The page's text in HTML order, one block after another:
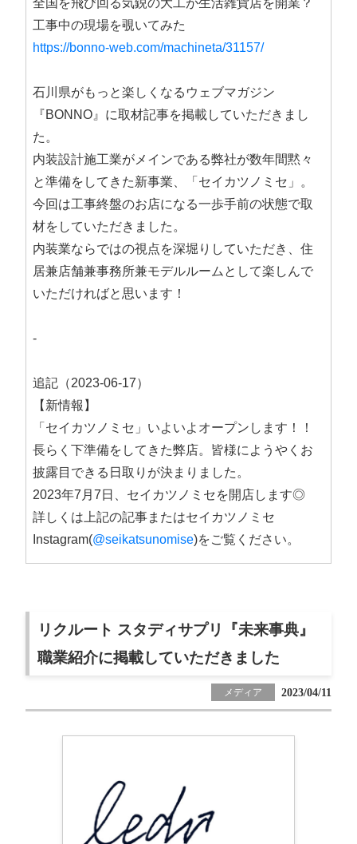
全国を飛び回る気鋭の大工が生活雑貨店を開業？
工事中の現場を覗いてみた
https://bonno-web.com/machineta/31157/
石川県がもっと楽しくなるウェブマガジン
『BONNO』に取材記事を掲載していただきまし
た。
内装設計施工業がメインである弊社が数年間黙々
と準備をしてきた新事業、「セイカツノミセ」。
今回は工事終盤のお店になる一歩手前の状態で取
材をしていただきました。
内装業ならではの視点を深堀りしていただき、住
居兼店舗兼事務所兼モデルルームとして楽しんで
いただければと思います！
-
追記（2023-06-17）
【新情報】
「セイカツノミセ」いよいよオープンします！！
長らく下準備をしてきた弊店。皆様にようやくお
披露目できる日取りが決まりました。
2023年7月7日、セイカツノミセを開店します◎
詳しくは上記の記事またはセイカツノミセ
Instagram(@seikatsunomise)をご覧ください。
リクルート スタディサプリ『未来事典』
職業紹介に掲載していただきました
メディア 2023/04/11